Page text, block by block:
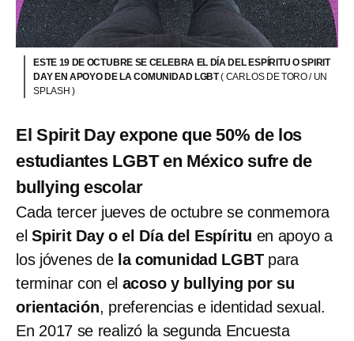
ESTE 19 DE OCTUBRE SE CELEBRA EL DÍA DEL ESPÍRITU O SPIRIT
DAY EN APOYO DE LA COMUNIDAD LGBT( CARLOS DE TORO / UN
SPLASH )
El Spirit Day expone que 50% de los
estudiantes LGBT en México sufre de
bullying escolar
Cada tercer jueves de octubre se conmemora
el Spirit Day o el Día del Espíritu en apoyo a
los jóvenes de la comunidad LGBT para
terminar con el acoso y bullying por su
orientación, preferencias e identidad sexual.
En 2017 se realizó la segunda Encuesta